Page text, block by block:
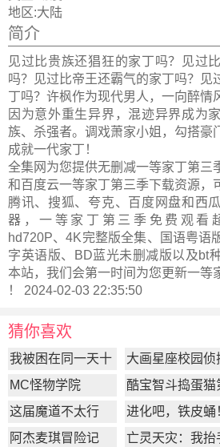
地区:大陆
简介
见过比贵族还猖狂的家丁吗？见过
吗？见过比帝王还霸气的家丁吗？见
丁吗？许枫作为现代男人，一向醉情
因为意外重生异界，混迹异界成为
族、杀强者。调戏萧家小姐，勾搭豪
成就一代家丁！
全集网为您提供无删减一等家丁第三
和百度云一等家丁第三季下载资源，
腾讯、搜狐、夸克、百度网盘和西
器，一等家丁第三季免费观看
hd720P、4K完整版全集、国语粤语
字英语版、BD蓝光未删减版以及bt
本站，我们会第一时间为您更新一等
！ 2024-02-03 22:35:50
猜你喜欢
我被困在同一天十
万年
大画星座校园侦
第2季
MC怪物学院
酷宝智斗捣蛋猫
1季
这届魔道不太行 进化吧，铁皮蛹
阿杰麦琪冒险记 亡灵天灾：我抬